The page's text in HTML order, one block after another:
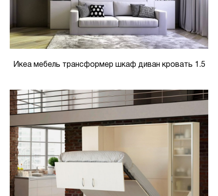
Икеа мебель трансформер шкаф диван кровать 1.5